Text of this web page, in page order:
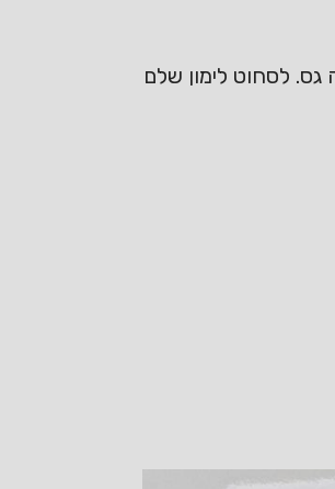
לסחוט לימון שלם